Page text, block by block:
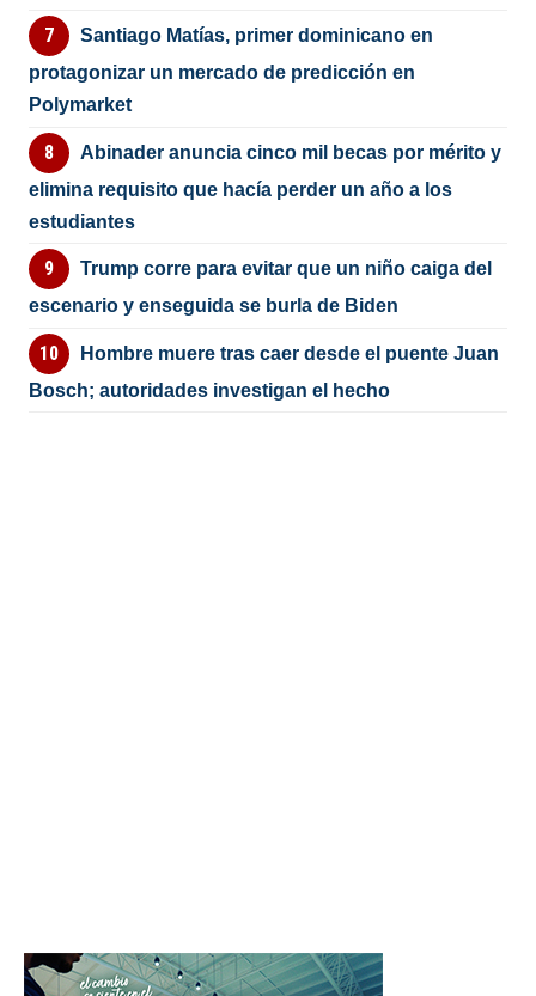
Santiago Matías, primer dominicano en
protagonizar un mercado de predicción en
Polymarket
Abinader anuncia cinco mil becas por mérito y
elimina requisito que hacía perder un año a los
estudiantes
Trump corre para evitar que un niño caiga del
escenario y enseguida se burla de Biden
Hombre muere tras caer desde el puente Juan
Bosch; autoridades investigan el hecho